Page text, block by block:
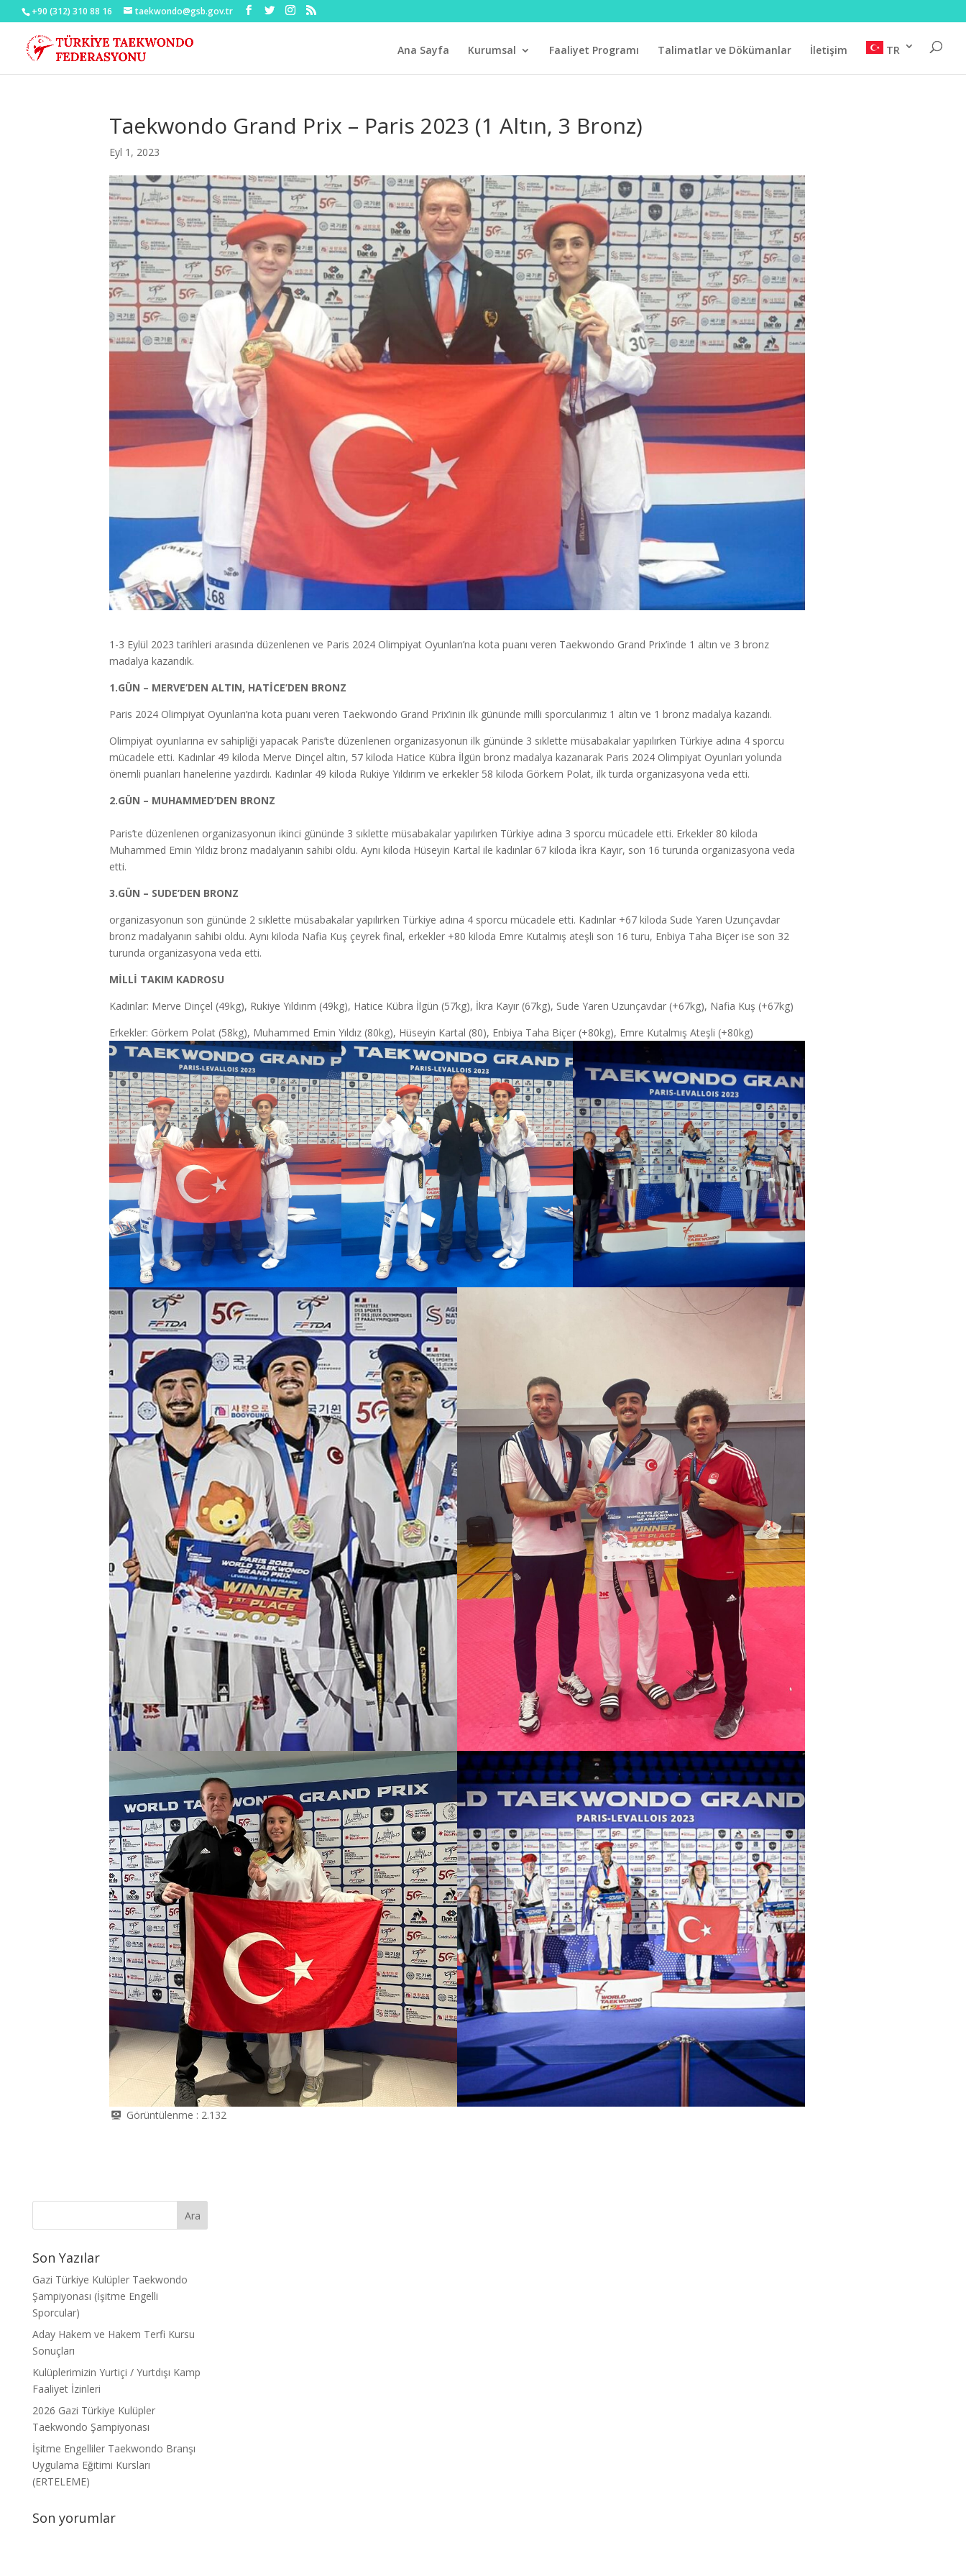
+90 (312) 310 88 16 taekwondo@gsb.gov.tr
Ana Sayfa Kurumsal Faaliyet Programı Talimatlar ve Dökümanlar İletişim TR
Taekwondo Grand Prix – Paris 2023 (1 Altın, 3 Bronz)
Eyl 1, 2023
1-3 Eylül 2023 tarihleri arasında düzenlenen ve Paris 2024 Olimpiyat Oyunları’na kota puanı veren Taekwondo Grand Prix’inde 1 altın ve 3 bronz
madalya kazandık.
1.GÜN – MERVE’DEN ALTIN, HATİCE’DEN BRONZ
Paris 2024 Olimpiyat Oyunları’na kota puanı veren Taekwondo Grand Prix’inin ilk gününde milli sporcularımız 1 altın ve 1 bronz madalya kazandı.
Olimpiyat oyunlarına ev sahipliği yapacak Paris’te düzenlenen organizasyonun ilk gününde 3 sıklette müsabakalar yapılırken Türkiye adına 4 sporcu
mücadele etti. Kadınlar 49 kiloda Merve Dinçel altın, 57 kiloda Hatice Kübra İlgün bronz madalya kazanarak Paris 2024 Olimpiyat Oyunları yolunda
önemli puanları hanelerine yazdırdı. Kadınlar 49 kiloda Rukiye Yıldırım ve erkekler 58 kiloda Görkem Polat, ilk turda organizasyona veda etti.
2.GÜN – MUHAMMED’DEN BRONZ
Paris’te düzenlenen organizasyonun ikinci gününde 3 sıklette müsabakalar yapılırken Türkiye adına 3 sporcu mücadele etti. Erkekler 80 kiloda
Muhammed Emin Yıldız bronz madalyanın sahibi oldu. Aynı kiloda Hüseyin Kartal ile kadınlar 67 kiloda İkra Kayır, son 16 turunda organizasyona veda
etti.
3.GÜN – SUDE’DEN BRONZ
organizasyonun son gününde 2 sıklette müsabakalar yapılırken Türkiye adına 4 sporcu mücadele etti. Kadınlar +67 kiloda Sude Yaren Uzunçavdar
bronz madalyanın sahibi oldu. Aynı kiloda Nafia Kuş çeyrek final, erkekler +80 kiloda Emre Kutalmış ateşli son 16 turu, Enbiya Taha Biçer ise son 32
turunda organizasyona veda etti.
MİLLİ TAKIM KADROSU
Kadınlar: Merve Dinçel (49kg), Rukiye Yıldırım (49kg), Hatice Kübra İlgün (57kg), İkra Kayır (67kg), Sude Yaren Uzunçavdar (+67kg), Nafia Kuş (+67kg)
Erkekler: Görkem Polat (58kg), Muhammed Emin Yıldız (80kg), Hüseyin Kartal (80), Enbiya Taha Biçer (+80kg), Emre Kutalmış Ateşli (+80kg)
Görüntülenme : 2.132
Son Yazılar
Gazi Türkiye Kulüpler Taekwondo
Şampiyonası (İşitme Engelli
Sporcular)
Aday Hakem ve Hakem Terfi Kursu
Sonuçları
Kulüplerimizin Yurtiçi / Yurtdışı Kamp
Faaliyet İzinleri
2026 Gazi Türkiye Kulüpler
Taekwondo Şampiyonası
İşitme Engelliler Taekwondo Branşı
Uygulama Eğitimi Kursları
(ERTELEME)
Son yorumlar